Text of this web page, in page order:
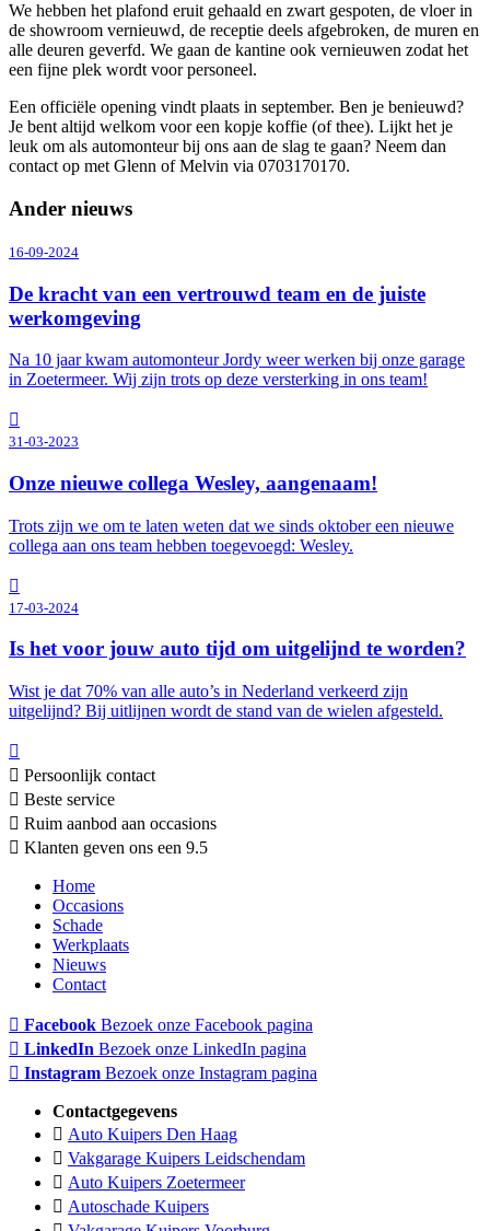
We hebben het plafond eruit gehaald en zwart gespoten, de vloer in
de showroom vernieuwd, de receptie deels afgebroken, de muren en
alle deuren geverfd. We gaan de kantine ook vernieuwen zodat het
een fijne plek wordt voor personeel.
Een officiële opening vindt plaats in september. Ben je benieuwd?
Je bent altijd welkom voor een kopje koffie (of thee). Lijkt het je
leuk om als automonteur bij ons aan de slag te gaan? Neem dan
contact op met Glenn of Melvin via 0703170170.
Ander nieuws
16-09-2024
De kracht van een vertrouwd team en de juiste
werkomgeving
Na 10 jaar kwam automonteur Jordy weer werken bij onze garage
in Zoetermeer. Wij zijn trots op deze versterking in ons team!
31-03-2023
Onze nieuwe collega Wesley, aangenaam!
Trots zijn we om te laten weten dat we sinds oktober een nieuwe
collega aan ons team hebben toegevoegd: Wesley.
17-03-2024
Is het voor jouw auto tijd om uitgelijnd te worden?
Wist je dat 70% van alle auto’s in Nederland verkeerd zijn
uitgelijnd? Bij uitlijnen wordt de stand van de wielen afgesteld.
Persoonlijk contact
Beste service
Ruim aanbod aan occasions
Klanten geven ons een 9.5
Home
Occasions
Schade
Werkplaats
Nieuws
Contact
Facebook Bezoek onze Facebook pagina
LinkedIn Bezoek onze LinkedIn pagina
Instagram Bezoek onze Instagram pagina
Contactgegevens
Auto Kuipers Den Haag
Vakgarage Kuipers Leidschendam
Auto Kuipers Zoetermeer
Autoschade Kuipers